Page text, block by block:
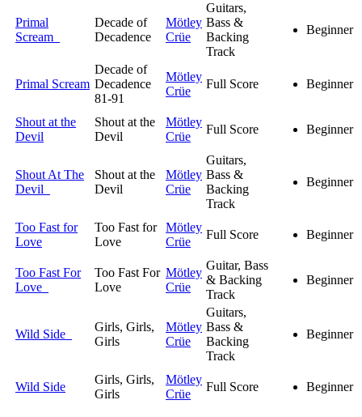
Primal
Scream
Decade of
Decadence
Mötley
Crüe
Guitars,
Bass &
Backing
Track
Beginner
Primal Scream
Decade of
Decadence
81-91
Mötley
Crüe
Full Score Beginner
Shout at the
Devil
Shout at the
Devil
Mötley
Crüe
Full Score Beginner
Shout At The
Devil
Shout at the
Devil
Mötley
Crüe
Guitars,
Bass &
Backing
Track
Beginner
Too Fast for
Love
Too Fast for
Love
Mötley
Crüe
Full Score Beginner
Too Fast For
Love
Too Fast For
Love
Mötley
Crüe
Guitar, Bass
& Backing
Track
Beginner
Wild Side
Girls, Girls,
Girls
Mötley
Crüe
Guitars,
Bass &
Backing
Track
Beginner
Wild Side
Girls, Girls,
Girls
Mötley
Crüe
Full Score Beginner